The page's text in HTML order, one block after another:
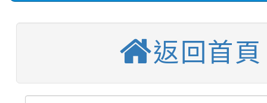
結果(第11招)
學年度第1學期第9次代
結果(第3招)
【甄選結果(第4招)】
學年度第1學期第9次
結果(第4招)
【甄選結果(第12招)】
學年度第1學期第7次代
轉知：桃園市115學年
返回首頁